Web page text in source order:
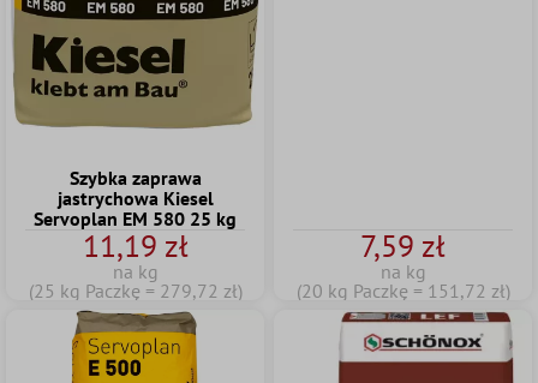
Szybka zaprawa
jastrychowa Kiesel
Servoplan EM 580 25 kg
11,19 zł
na kg
(25 kg Paczkę = 279,72 zł)
7,59 zł
na kg
(20 kg Paczkę = 151,72 zł)